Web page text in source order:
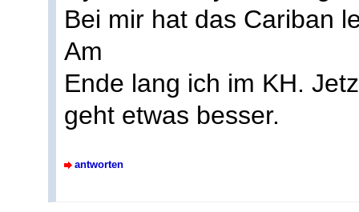
Bei mir hat das Cariban
Am
Ende lang ich im KH.
geht etwas besser.
antworten